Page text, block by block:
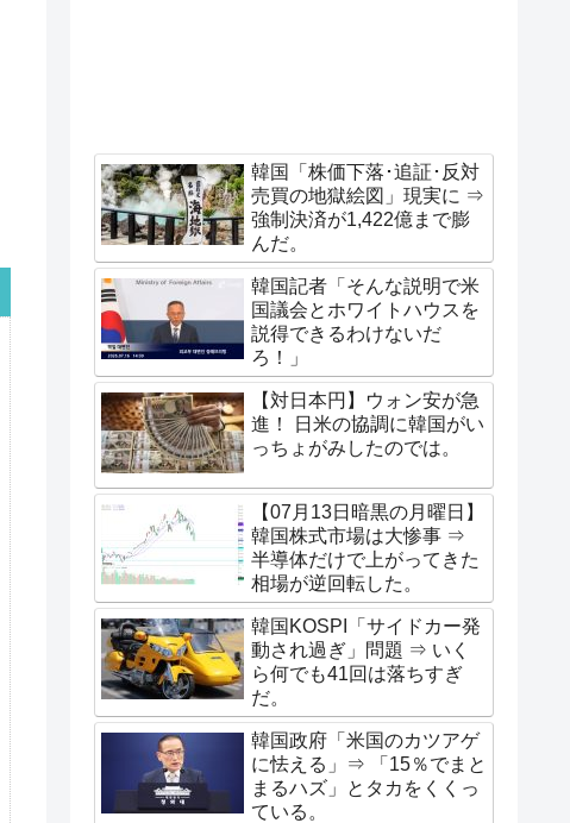
韓国「株価下落･追証･反対
売買の地獄絵図」現実に ⇒
強制決済が1,422億まで膨
んだ。
韓国記者「そんな説明で米
国議会とホワイトハウスを
説得できるわけないだ
ろ！」
【対日本円】ウォン安が急
進！ 日米の協調に韓国がい
っちょがみしたのでは。
【07月13日暗黒の月曜日】
韓国株式市場は大惨事 ⇒
半導体だけで上がってきた
相場が逆回転した。
韓国KOSPI「サイドカー発
動され過ぎ」問題 ⇒ いく
ら何でも41回は落ちすぎ
だ。
韓国政府「米国のカツアゲ
に怯える」⇒ 「15％でまと
まるハズ」とタカをくくっ
ている。